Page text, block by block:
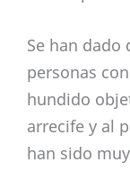
Se han dado
personas
hundido
arrecife y al
han sido